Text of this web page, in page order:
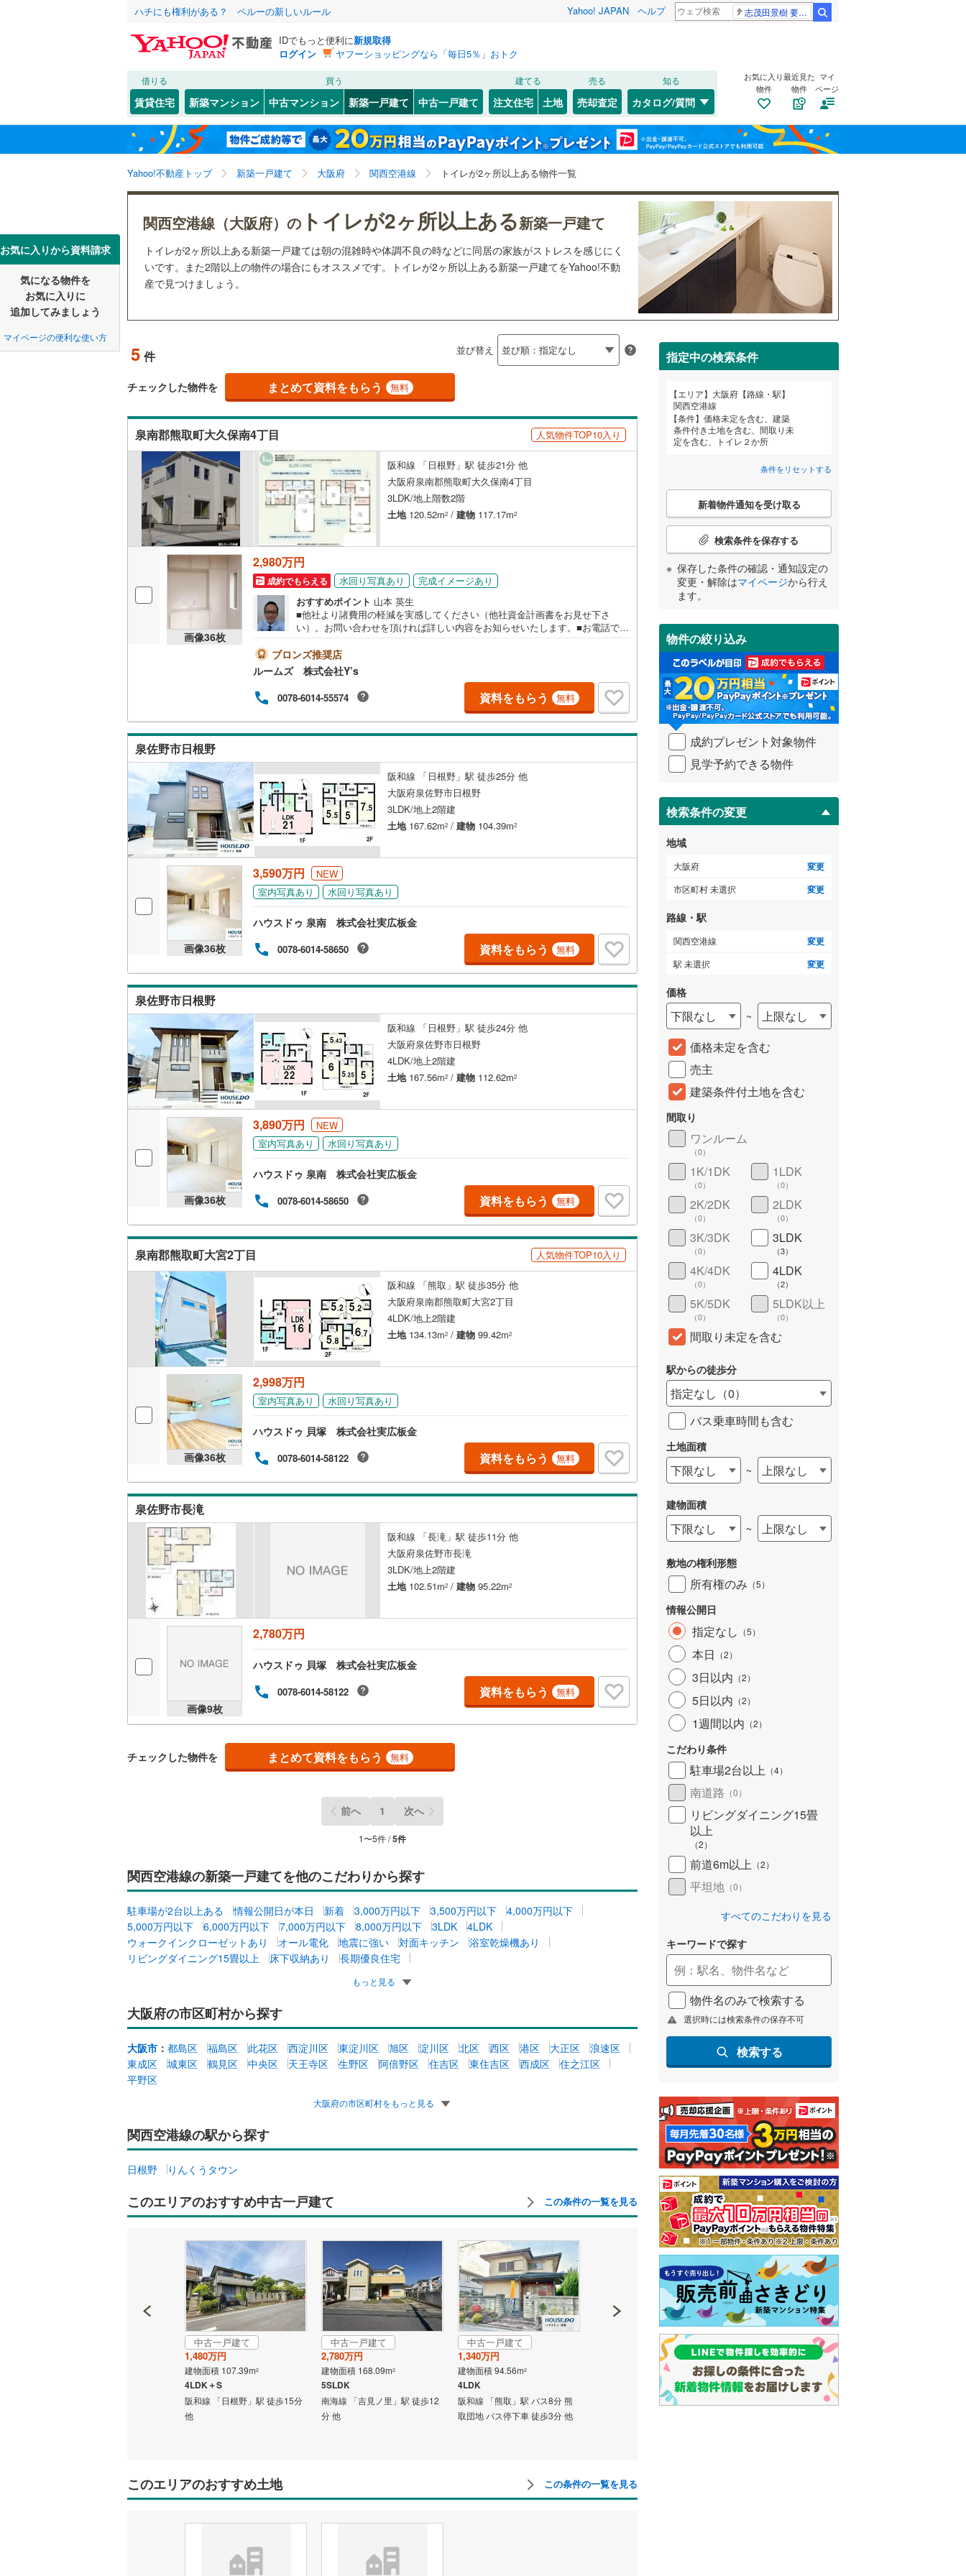
ハチにも権利がある？ ペルーの新しいルール Yahoo! JAPAN ヘルプ 志茂田景樹 要介護5
IDでもっと便利に新規取得
ログイン
ヤフーショッピングなら「毎日5％」おトク
借りる
賃貸住宅
買う
新築マンション 中古マンション 新築一戸建て 中古一戸建て
建てる
注文住宅 土地
売る
売却査定
知る
カタログ/質問
お気に入り
物件
最近見た
物件
マイ
ページ
Yahoo!不動産トップ 新築一戸建て 大阪府 関西空港線 トイレが2ヶ所以上ある物件一覧
お気に入りから資料請求
気になる物件を
お気に入りに
追加してみましょう
マイページの便利な使い方
関西空港線（大阪府）の トイレが2ヶ所以上ある新築一戸建て
トイレが2ヶ所以上ある新築一戸建ては朝の混雑時や体調不良の時などに同居の家族がストレスを感じにく
いです。また2階以上の物件の場合にもオススメです。トイレが2ヶ所以上ある新築一戸建てをYahoo!不動
産で見つけましょう。
5 件 並び替え
チェックした物件を まとめて資料をもらう 無料
泉南郡熊取町大久保南4丁目 人気物件TOP10入り
阪和線 「日根野」駅 徒歩21分 他
大阪府泉南郡熊取町大久保南4丁目
3LDK/地上階数2階
土地120.52m2 / 建物 117.17m2
画像36枚
2,980万円
成約でもらえる 水回り写真あり
完成イメージあり
おすすめポイント 山本 英生
■他社より諸費用の軽減を実感してください（他社資金計画書をお見せ下さ
い）。お問い合わせを頂ければ詳しい内容をお知らせいたします。■お電話でお
系・車のローン・カード系の借入・エアコン等の電化製品・引越業者代等）も
おまとめ可 （株）ルームズ■積水ハウスのMAST会員です。■営業マンの熱意
とスピーディをモットーにお客さん目線での営業を心がけており、営業マンの
差を実感してくださいね。■勤続年数が1年未満でも、ローンが受けられます
（詳しくはスタッフまで）■自営業の社長様で確定申告を過少申告でも相談可■
夜遅くの案内が可能です。例）夜の12:00でも結構です。■アフターサービスは
売主である建売会社が責任を持って対応いたします。■各種提携住宅ローンや金
応いたします。■スマイティをご覧のお客様は右の緑色の資料請求をクリック頂
き（株）ルームズまでお問い合わ
ブロンズ推奨店
ルームズ 株式会社Y’s
0078-6014-55574 資料をもらう 無料
泉佐野市日根野
阪和線 「日根野」駅 徒歩25分 他
大阪府泉佐野市日根野
3LDK/地上2階建
土地167.62m2 / 建物 104.39m2
画像36枚
3,590万円
NEW
室内写真あり
水回り写真あり
ハウスドゥ 泉南 株式会社実広板金
0078-6014-58650 資料をもらう 無料
泉佐野市日根野
阪和線 「日根野」駅 徒歩24分 他
大阪府泉佐野市日根野
4LDK/地上2階建
土地167.56m2 / 建物 112.62m2
画像36枚
3,890万円
NEW
室内写真あり
水回り写真あり
ハウスドゥ 泉南 株式会社実広板金
0078-6014-58650 資料をもらう 無料
泉南郡熊取町大宮2丁目 人気物件TOP10入り
阪和線 「熊取」駅 徒歩35分 他
大阪府泉南郡熊取町大宮2丁目
4LDK/地上2階建
土地134.13m2 / 建物 99.42m2
画像36枚
2,998万円
室内写真あり 水回り写真あり
ハウスドゥ 貝塚 株式会社実広板金
0078-6014-58122 資料をもらう 無料
泉佐野市長滝
阪和線 「長滝」駅 徒歩11分 他
大阪府泉佐野市長滝
3LDK/地上2階建
土地102.51m2 / 建物 95.22m2
画像9枚
2,780万円
ハウスドゥ 貝塚 株式会社実広板金
0078-6014-58122 資料をもらう 無料
チェックした物件を まとめて資料をもらう 無料
前へ 1 次へ
1〜5件 /5件
関西空港線の新築一戸建てを他のこだわりから探す
駐車場が2台以上ある 情報公開日が本日 新着 3,000万円以下 3,500万円以下
4,000万円以下
5,000万円以下
6,000万円以下 7,000万円以下 8,000万円以下 3LDK
4LDK
ウォークインクローゼットあり
オール電化 地震に強い 対面キッチン
浴室乾燥機あり
リビングダイニング15畳以上
床下収納あり 長期優良住宅
もっと見る
大阪府の市区町村から探す
大阪市 ： 都島区 福島区 此花区 西淀川区 東淀川区 旭区 淀川区 北区 西区 港区 大正区
浪速区
東成区
城東区 鶴見区 中央区 天王寺区 生野区 阿倍野区 住吉区 東住吉区 西成区
住之江区
平野区
大阪府の市区町村をもっと見る
関西空港線の駅から探す
日根野 りんくうタウン
このエリアのおすすめ中古一戸建て この条件の一覧を見る
中古一戸建て
1,480万円
建物面積 107.39m2
4LDK＋S
阪和線 「日根野」駅 徒歩15分
他
中古一戸建て
2,780万円
建物面積 168.09m2
5SLDK
南海線 「吉見ノ里」駅 徒歩12
分 他
中古一戸建て
1,340万円
建物面積 94.56m2
4LDK
阪和線 「熊取」駅 バス8分 熊
取団地 バス停下車 徒歩3分 他
阪和線 「熊取」駅 徒歩34分 他
中古一戸建て
1,498万円
建物面積 130.83m2
4LDK
阪和線 「熊取」駅 徒歩58分 他
このエリアのおすすめ土地 この条件の一覧を見る
指定中の検索条件
エリア
大阪府【路線・駅】
関西空港線
条件
価格未定を含む、建築
条件付き土地を含む、間取り未
定を含む、トイレ２か所
条件をリセットする
こ
検
条
件
受
け
取
る
・
条
件
を
イ
ペ
ジ
に
保
存
す
る
新着物件通知を受け取る
検索条件を保存する
保存した条件の確認・通知設定の
変更・解除はマイページから行え
ます。
物件の絞り込み
成約プレゼント対象物件
見学予約できる物件
検索条件の変更
地域
大阪府 変更
市区町村 未選択 変更
路線・駅
関西空港線 変更
駅 未選択 変更
価格
下限なし ~
上限なし
価格未定を含む
売主
建築条件付土地を含む
間取り
ワンルーム
（0）
1K/1DK
（0）
1LDK
（0）
2K/2DK
（0）
2LDK
（0）
3K/3DK
（0）
3LDK
（3）
4K/4DK
（0）
4LDK
（2）
5K/5DK
（0）
5LDK以上
（0）
間取り未定を含む
駅からの徒歩分
指定なし （0）
バス乗車時間も含む
土地面積
下限なし ~ 上限なし
建物面積
下限なし ~ 上限なし
敷地の権利形態
所有権のみ （5）
情報公開日
指定なし （5）
本日 （2）
3日以内 （2）
5日以内 （2）
1週間以内 （2）
こだわり条件
駐車場2台以上 （4）
南道路 （0）
リビングダイニング15畳
以上
（2）
前道6m以上 （2）
平坦地 （0）
すべてのこだわりを見る
キーワードで探す
物件名のみで検索する
選択時には検索条件の保存不可
検索する
北海道 北海道
東北 青森 岩手 宮城 秋田 山形 福島
関東 東京 神奈川 埼玉 千葉 茨城
長野 富山 石川
東海 愛知 岐阜 静岡 三重
近畿 和歌山
中国 鳥取 島根 岡山 広島 山口
高知
福岡 佐賀 長崎 鹿児島
該当物件 0件 この条件で検索する 条件をリセットする
大阪市 都島区(2) 福島区(1) 此花区(2)
西淀川区(19) 東淀川区(5) 旭区(7)
淀川区
7) 北区 (1)
浪速区(1)
東成区
( 城東区 (10) 鶴見区 1)
中央区( 1 ) 天王寺区(1) 生野区(4)
東住吉区
西成区(4) 住之江区(3) 平野区(35)
中区( 42) 東区(52)
西区(35)
大阪府のそのほ
かの地域
岸和田市(11) 豊中市(36) 池田市(36 )
吹田市(2 ) 泉大津市(1)
貝塚市(9 ) (172)
茨木市(33 ) 泉佐野市(16)
富田林市
河内長野市(20)
松原市(48) 大東市 和泉市 ( 11)
箕面市(13) 柏原市(25)
高石市(4)
藤井寺市(43) 泉南市(1)
四條畷市(6) 交野市(29) 大阪狭山市(31)
阪南市(0) 三島郡島本町(3) 豊能郡豊能町(2)
泉南郡熊取町( 4)
泉南郡田尻町(0) 泉南郡岬町( 南河内郡太子町
南河内郡河南町(4)
該当物件 0件 この条件で検索する 条件をリセットする
該当物件 0件 この条件で検索する 条件をリセットする
JR 東海道本線（JR西日本）(170) 関西本線（JR西日本） (86) 大阪環状線(
桜島線(3) 福知山線(6) 片町線(175
阪和線(95) 関西空港線 (5) 東西線(6)
おおさか東線(90 東海道新幹線(4)
OsakaMetro長堀鶴見緑地線 ) OsakaMetro今里筋線 OsakaMetro御堂筋線
OsakaMetro中央線
OsakaMetro千日前線(13 OsakaMetro堺筋線(1)
)
近鉄西信貴ケーブル( 1) 京阪本線(241)
京阪交野線(158
阪急宝塚本線
阪急箕面線
) 阪神なんば線(23)
能勢電鉄妙見線
南海線(94 )
南海多奈川線(0) 南海高野線 (199 阪堺電気軌道阪堺線(58)
阪堺電気軌道上町線
南海空港線 南海汐見橋線(4)
南海泉北線(108 大阪モノレール線(104)
国際文化公園都市モノレール
水間鉄道(6)
該当物件 0件 この条件で検索する 条件をリセットする
りんくうタウン (0)
該当物件 0件 この条件で検索する 条件をリセットする
こだわり条件 設備
床暖房（0） オール電化（1） トイレ２か所（5）
駐車場2台以上（4） ビルトインガレージ（0） 太陽光発電システム（0）
ＴＶモニタ付インターホン
（3）
防犯カメラ（0）
配置、向き、建ち方、日当たり
前道6m以上（2 ） 角地（0） 南道路（0）
LD
（2）
耐震、免震、制震構造
（1）
設計住宅性能評価付き
（1）
住宅性能評価付き（1）
長期優良住宅（1）
大規模（総区画数50戸以上）
立地
最寄りの駅が始発駅 小学校まで1km以内（ 0）
間取り、居室全体
吹き抜け （0） バリアフリー住宅（ 0） 間取り変更可能
二世帯向け（0 3階建て以上（0）
キッチン
浴室
浴室乾燥機あり（2）
バルコニー、庭
ウッドデッキあり
ウォークインクローゼット
床下収納 （ 2 ）
即入居可能（0）
オンライン対応
オンライン内見(相談)可
オンライン対応とは？
該当物件 0件 この条件で検索する 条件をリセットする
検索条件を保存しました
この検索条件の新着物件通知は、 マイページから設定できます。
保存した条件を見る
大阪府、関西空港線、価格未定を含む、建築条件付き土
地を含む、間取り未定を含む、トイレ２か所
検索条件を保存する
閉じる お気に入りリストを見る
閉じる
閉じる お気に入りリストを見る
閉じる